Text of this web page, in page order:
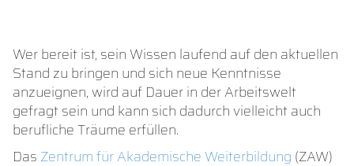
Wer bereit ist, sein Wissen laufend auf den aktuellen
Stand zu bringen und sich neue Kenntnisse
anzueignen, wird auf Dauer in der Arbeitswelt
gefragt sein und kann sich dadurch vielleicht auch
berufliche Träume erfüllen.
Das Zentrum für Akademische Weiterbildung (ZAW)